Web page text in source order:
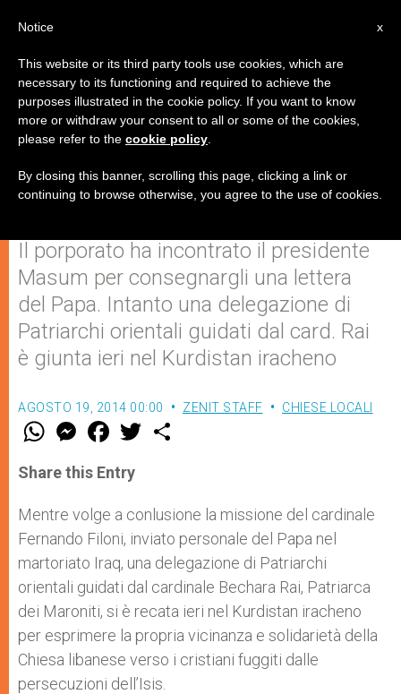
Ultime ore della missione del
cardinale Filoni in Iraq: oggi la
tappa a Baghdad
Il porporato ha incontrato il presidente
Masum per consegnargli una lettera
del Papa. Intanto una delegazione di
Patriarchi orientali guidati dal card. Rai
è giunta ieri nel Kurdistan iracheno
AGOSTO 19, 2014 00:00 ZENIT STAFF CHIESE LOCALI
W
t
s
p
p
M
e
s
e
g
e
r
F
a
e
b
o
k
w
r
Share this Entry
Mentre volge a conlusione la missione del cardinale
Fernando Filoni, inviato personale del Papa nel
martoriato Iraq, una delegazione di Patriarchi
orientali guidati dal cardinale Bechara Rai, Patriarca
dei Maroniti, si è recata ieri nel Kurdistan iracheno
per esprimere la propria vicinanza e solidarietà della
Chiesa libanese verso i cristiani fuggiti dalle
persecuzioni dell’Isis.
x
Notice
This website or its third party tools use cookies, which are
necessary to its functioning and required to achieve the
purposes illustrated in the cookie policy. If you want to know
more or withdraw your consent to all or some of the cookies,
please refer to the cookie policy
By closing this banner, scrolling this page, clicking a link or
continuing to browse otherwise, you agree to the use of cookies.